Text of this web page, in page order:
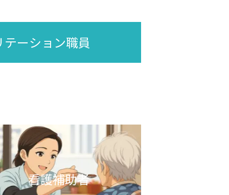
社会福祉士
介護支援専門員
テーション職員
看護補助者